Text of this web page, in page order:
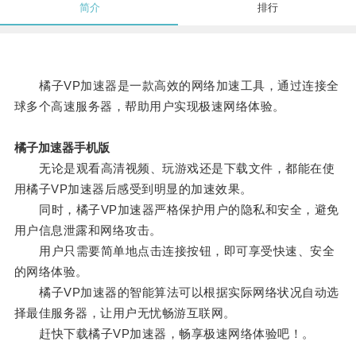
简介 排行
橘子VP加速器是一款高效的网络加速工具，通过连接全
球多个高速服务器，帮助用户实现极速网络体验。
橘子加速器手机版
无论是观看高清视频、玩游戏还是下载文件，都能在使
用橘子VP加速器后感受到明显的加速效果。
同时，橘子VP加速器严格保护用户的隐私和安全，避免
用户信息泄露和网络攻击。
用户只需要简单地点击连接按钮，即可享受快速、安全
的网络体验。
橘子VP加速器的智能算法可以根据实际网络状况自动选
择最佳服务器，让用户无忧畅游互联网。
赶快下载橘子VP加速器，畅享极速网络体验吧！。